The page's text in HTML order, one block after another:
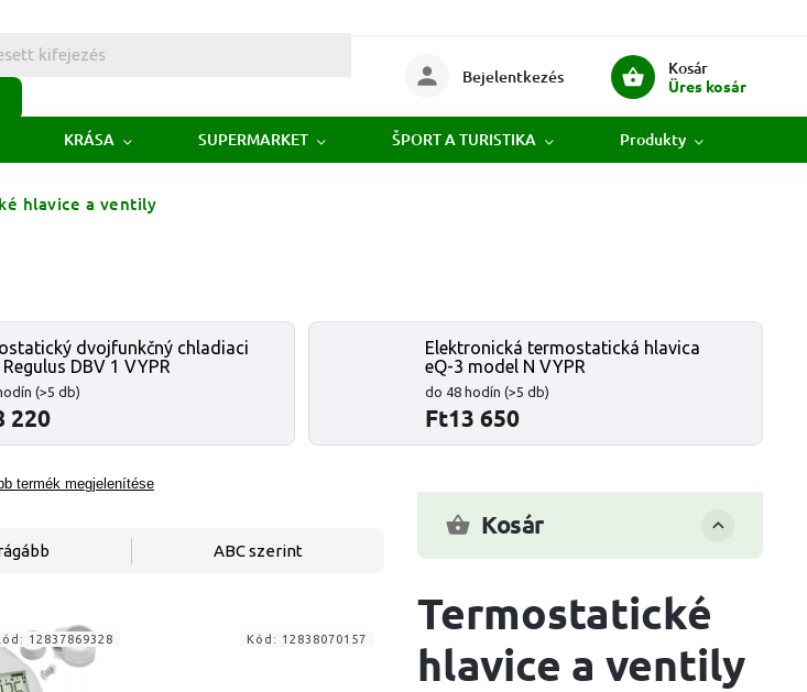
Kosár
Üres kosár
Bejelentkezés
KRÁSA SUPERMARKET ŠPORT A TURISTIKA Produkty
hlavice a ventily
dvojfunkčný chladiaci
DBV 1 VYPR
(>5 db)
220
Elektronická termostatická hlavica
eQ-3 model N VYPR
do 48 hodín (>5 db)
Ft13 650
termék megjelenítése
Kosár
Termostatické
hlavice a ventily
ABC szerint
12837869328 Kód: 12838070157